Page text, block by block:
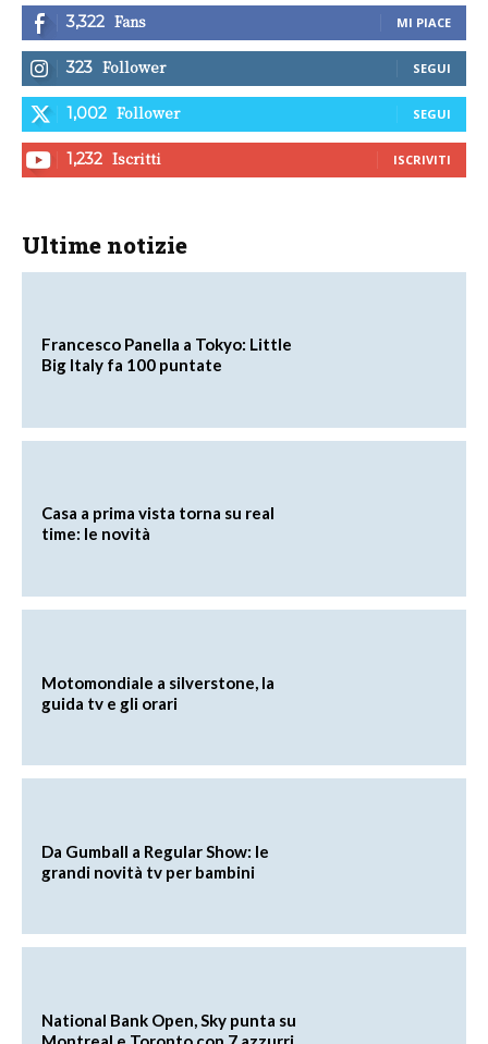
3,322 Fans MI PIACE
323 Follower SEGUI
1,002 Follower SEGUI
1,232 Iscritti ISCRIVITI
Ultime notizie
Francesco Panella a Tokyo: Little
Big Italy fa 100 puntate
Casa a prima vista torna su real
time: le novità
Motomondiale a silverstone, la
guida tv e gli orari
Da Gumball a Regular Show: le
grandi novità tv per bambini
National Bank Open, Sky punta su